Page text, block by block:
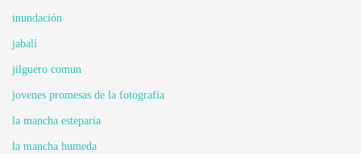
inundación
jabalí
jilguero comun
jovenes promesas de la fotografia
la mancha esteparia
la mancha humeda